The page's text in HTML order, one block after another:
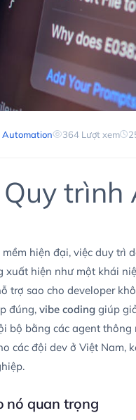
Automation 364 Lượt xem
hiện đại, việc duy
xuất hiện như một khái
trợ sao cho developer
đúng, vibe coding giúp
bộ bằng các agent
các đội dev ở Việt Nam,
nó quan trọng